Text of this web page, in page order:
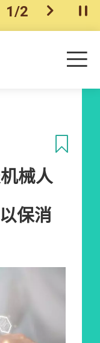
一个
1/2 下一个开
目
械人
保消